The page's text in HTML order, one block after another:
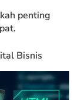
penting
Bisnis